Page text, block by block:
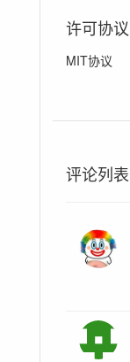
许可协议
MIT协议
评论列表